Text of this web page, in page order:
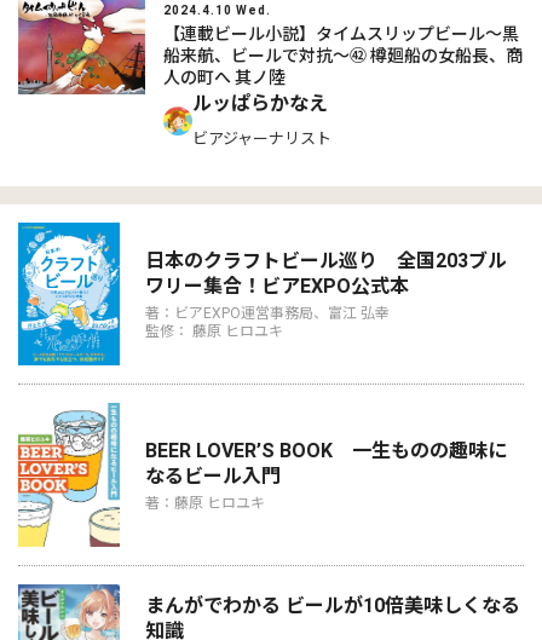
2024.4.10 Wed.
【連載ビール小説】タイムスリップビール～黒
船来航、ビールで対抗～㊷ 樽廻船の女船長、商
人の町へ 其ノ陸
ルッぱらかなえ
ビアジャーナリスト
日本のクラフトビール巡り 全国203ブル
ワリー集合！ビアEXPO公式本
著：ビアEXPO運営事務局、富江 弘幸
監修： 藤原 ヒロユキ
BEER LOVER’S BOOK 一生ものの趣味に
なるビール入門
著：藤原 ヒロユキ
まんがでわかる ビールが10倍美味しくなる
知識